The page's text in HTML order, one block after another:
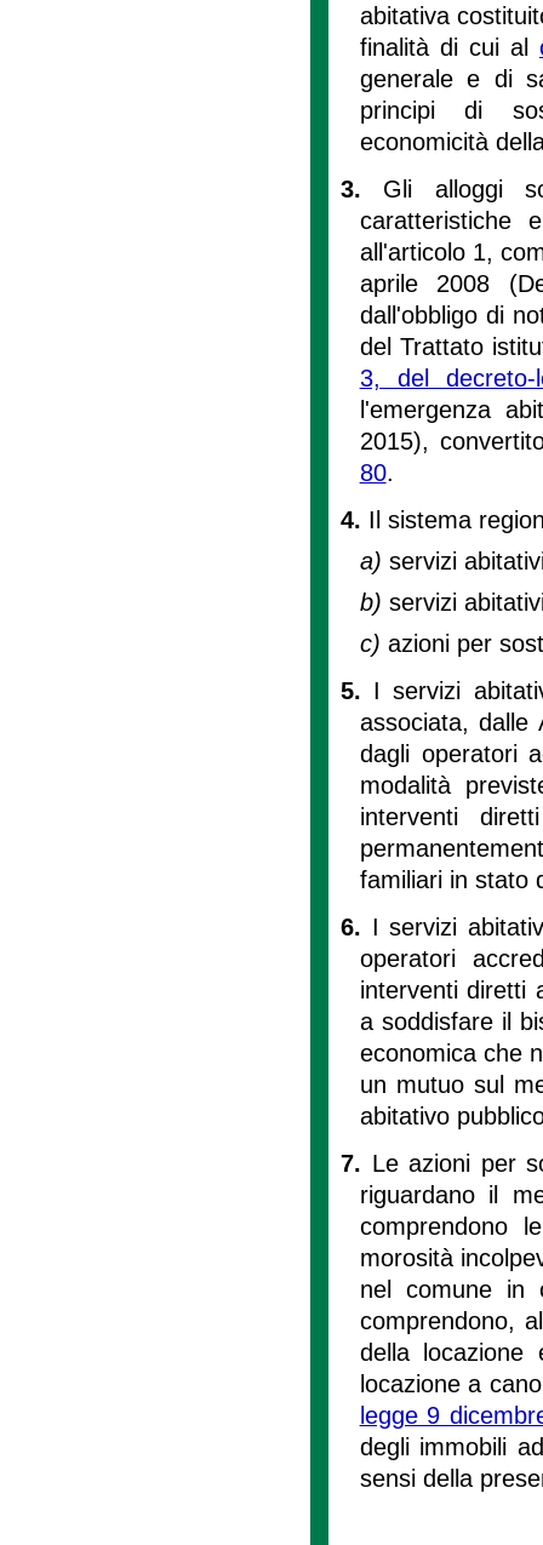
abitativa
finalità di cui al
generale e di
principi di
economicità
3. Gli alloggi
caratteristiche
all'articolo 1,
aprile 2008
dall'obbligo di
del Trattato
3, del
l'emergenza
2015),
80.
4. Il sistema
a) servizi
b) servizi
c) azioni per
5. I servizi
associata, dalle
dagli operatori
modalità
interventi
familiari in stato
6. I servizi
operatori
interventi diretti
a soddisfare il
economica che
un mutuo sul
abitativo
7. Le azioni per
riguardano il
comprendono
morosità
nel comune in
comprendono,
della
locazione a
legge 9
degli immobili
sensi della